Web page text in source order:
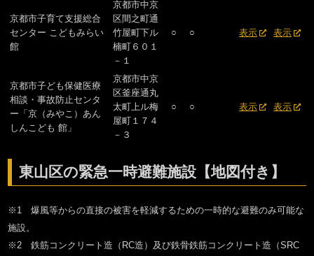
京都市子育て支援総合
センター こどもみらい
館
京都市中京
区間之町通
竹屋町下ル
楠町６０１
－１
○ ○ 表示 表示
京都市子ども保健医療
相談・事故防止センタ
ー「京（みやこ）あん
しんこども 館」
京都市中京
区釜座通丸
太町上ル梅
屋町１７４
－３
○ ○ 表示 表示
東山区の緊急一時避難施設【地図付き】
※1 爆風等からの直接の被害を軽減するための一時的な避難のみ可能な
施設。
※2 鉄筋コンクリート造（RC造）及び鉄骨鉄筋コンクリート造（SRC